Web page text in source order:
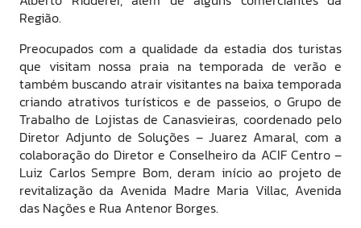
Região.
Preocupados com a qualidade da estadia dos turistas
que visitam nossa praia na temporada de verão e
também buscando atrair visitantes na baixa temporada
criando atrativos turísticos e de passeios, o Grupo de
Trabalho de Lojistas de Canasvieiras, coordenado pelo
Diretor Adjunto de Soluções – Juarez Amaral, com a
colaboração do Diretor e Conselheiro da ACIF Centro –
Luiz Carlos Sempre Bom, deram início ao projeto de
revitalização da Avenida Madre Maria Villac, Avenida
das Nações e Rua Antenor Borges.